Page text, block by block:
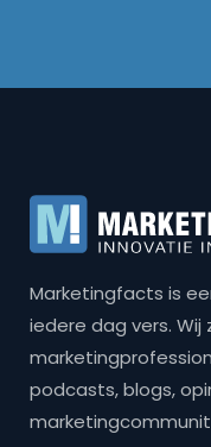
Marketingfacts is
iedere dag vers.
podcasts, blogs,